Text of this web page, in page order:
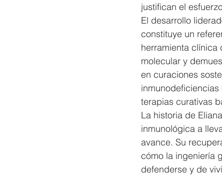
justifican el
El desarrollo
constituye un
herramienta
molecular y
en curaciones
terapias curativas
La historia de
inmunológica a
avance. Su
cómo la ingeniería
defenderse y de